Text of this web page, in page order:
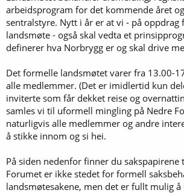
arbeidsprogram for det kommende året
sentralstyre. Nytt i år er at vi - på oppdrag
landsmøte - også skal vedta et
definerer hva Norbrygg er og skal drive
Det formelle landsmøtet varer fra 13.00-
alle medlemmer. (Det er imidlertid kun
inviterte som får dekket reise og
samles vi til uformell mingling på Nedre
naturligvis alle medlemmer og andre
å stikke innom og si hei.
På siden nedenfor finner du sakspapirene
Forumet er ikke stedet for formell
landsmøtesakene, men det er fullt mulig